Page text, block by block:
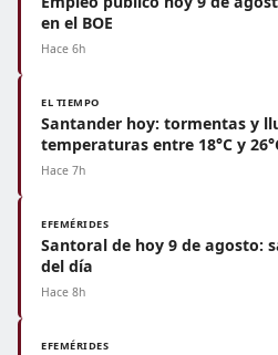
en el BOE
Hace 6h
EL TIEMPO
Santander hoy: tormentas y
temperaturas entre 18°C y
Hace 7h
EFEMÉRIDES
Santoral de hoy 9 de agosto:
del día
Hace 8h
EFEMÉRIDES